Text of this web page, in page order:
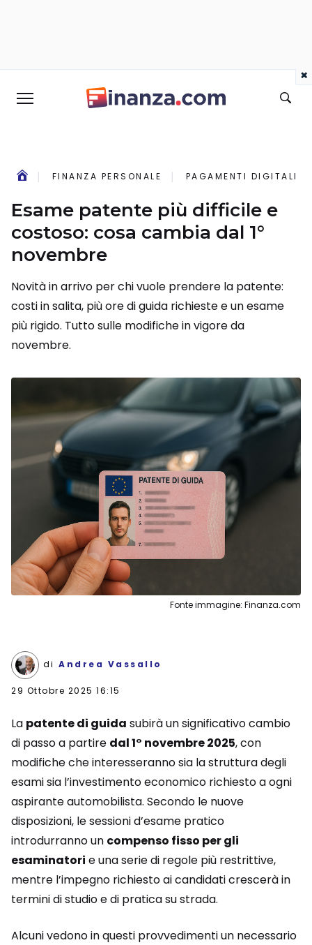
FINANZA PERSONALE PAGAMENTI DIGITALI
Esame patente più difficile e
costoso: cosa cambia dal 1°
novembre
Novità in arrivo per chi vuole prendere la patente:
costi in salita, più ore di guida richieste e un esame
più rigido. Tutto sulle modifiche in vigore da
novembre.
Fonte immagine: Finanza.com
di Andrea Vassallo
29 Ottobre 2025 16:15
La patente di guida subirà un significativo cambio
di passo a partire dal 1° novembre 2025, con
modifiche che interesseranno sia la struttura degli
esami sia l’investimento economico richiesto a ogni
aspirante automobilista. Secondo le nuove
disposizioni, le sessioni d’esame pratico
introdurranno un compenso fisso per gli
esaminatori e una serie di regole più restrittive,
mentre l’impegno richiesto ai candidati crescerà in
termini di studio e di pratica su strada.
Alcuni vedono in questi provvedimenti un necessario
×